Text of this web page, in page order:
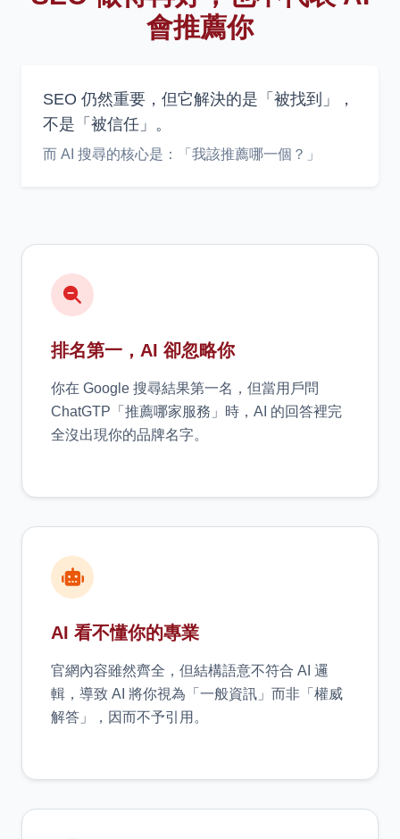
會推薦你
SEO 仍然重要，但它解決的是「被找到」，
不是「被信任」。
而 AI 搜尋的核心是：「我該推薦哪一個？」
排名第一，AI 卻忽略你
你在 Google 搜尋結果第一名，但當用戶問
ChatGTP「推薦哪家服務」時，AI 的回答裡完
全沒出現你的品牌名字。
AI 看不懂你的專業
官網內容雖然齊全，但結構語意不符合 AI 邏
輯，導致 AI 將你視為「一般資訊」而非「權威
解答」，因而不予引用。